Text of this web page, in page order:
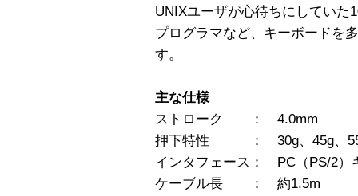
UNIXユーザが心待ちにしていた
プログラマなど、キーボードを
す。
主な仕様
ストローク ： 4.0mm
押下特性 ： 30g、45g、55g
インタフェース： PC（PS/2）
ケーブル長 ： 約1.5m